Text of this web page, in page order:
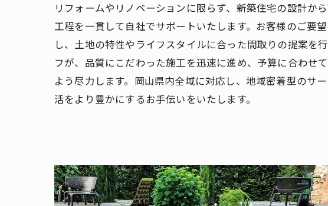
リフォームやリノベーションに限らず、新築住宅の設計か
工程を一貫して自社でサポートいたします。お客様のご要
し、土地の特性やライフスタイルに合った間取りの提案を
フが、品質にこだわった施工を迅速に進め、予算に合わせ
よう尽力します。岡山県内全域に対応し、地域密着型のサ
活をより豊かにするお手伝いをいたします。